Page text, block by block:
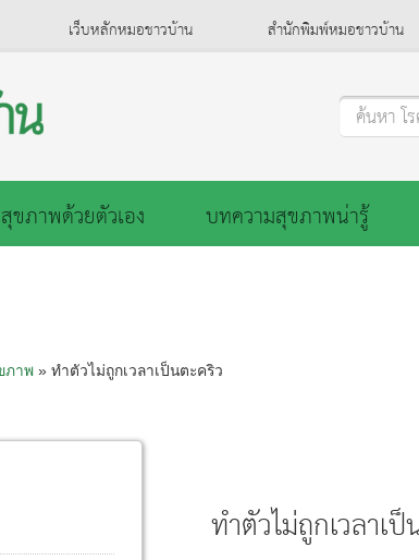
เว็บหลักหมอชาวบ้าน สำนักพิมพ์หมอชาวบ้าน
ค้นหา โ
ขภาพด้วยตัวเอง บทความสุขภาพน่ารู้
ภาพ» ทำตัวไม่ถูกเวลาเป็นตะคริว
ทำตัวไม่ถูกเวลาเ